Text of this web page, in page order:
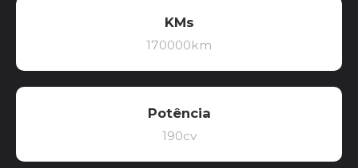
KMs
170000km
Potência
190cv